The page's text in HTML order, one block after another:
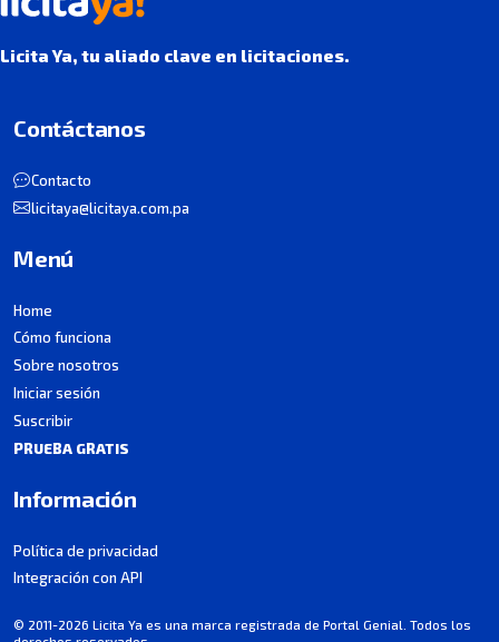
Licita Ya, tu aliado clave en licitaciones.
Contáctanos
Contacto
licitaya@licitaya.com.pa
Menú
Home
Cómo funciona
Sobre nosotros
Iniciar sesión
Suscribir
PRUEBA GRATIS
Información
Política de privacidad
Integración con API
© 2011-2026 Licita Ya es una marca registrada de Portal Genial. Todos los